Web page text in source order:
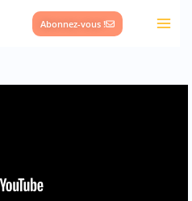
Abonnez-vous !